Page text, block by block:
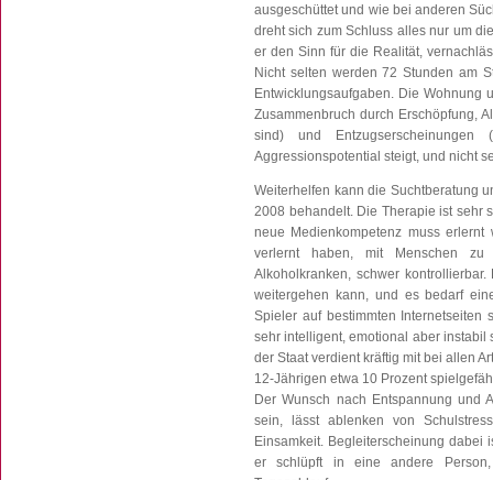
ausgeschüttet und wie bei anderen
dreht sich zum Schluss alles nur um
er den Sinn für die Realität,
Nicht selten werden 72 Stunden am
Entwicklungsaufgaben. Die Wohnung
Zusammenbruch durch Erschöpfung,
sind) und Entzugserscheinungen
Aggressionspotential steigt, und nicht
Weiterhelfen kann die Suchtberatung
2008 behandelt. Die Therapie ist sehr
neue Medienkompetenz muss
verlernt haben, mit Menschen
Alkoholkranken, schwer
weitergehen kann, und es bedarf
Spieler auf bestimmten
sehr intelligent, emotional aber instabil
der Staat verdient kräftig mit bei allen
12-Jährigen etwa 10 Prozent
Der Wunsch nach Entspannung und
sein, lässt ablenken von
Einsamkeit. Begleiterscheinung dabei
er schlüpft in eine andere